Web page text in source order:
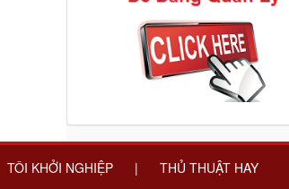
TÔI KHỞI NGHIỆP |
THỦ THUẬT HAY